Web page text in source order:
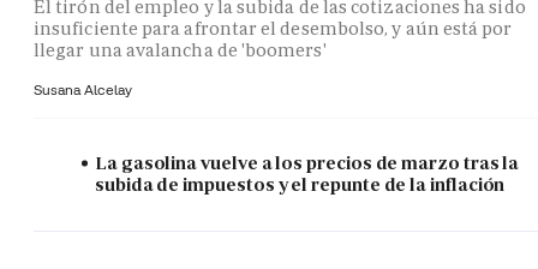
El tirón del empleo y la subida de las cotizaciones ha sido
insuficiente para afrontar el desembolso, y aún está por
llegar una avalancha de 'boomers'
Susana Alcelay
La gasolina vuelve a los precios de marzo tras la
subida de impuestos y el repunte de la inflación